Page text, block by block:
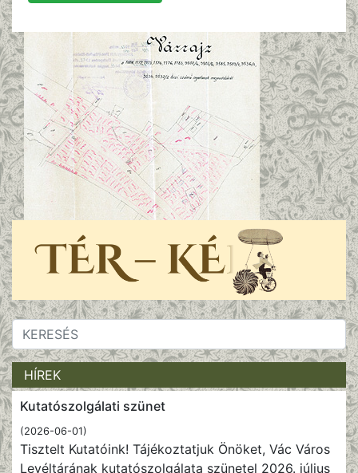
HÍREK
Kutatószolgálati szünet
(2026-06-01)
Tisztelt Kutatóink! Tájékoztatjuk Önöket, Vác Város
Levéltárának kutatószolgálata szünetel 2026. július